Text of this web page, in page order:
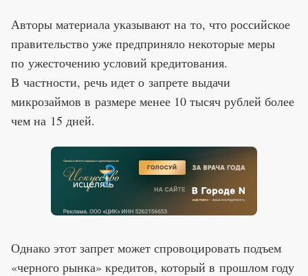
Авторы материала указывают на то, что российское
правительство уже предприняло некоторые меры
по ужесточению условий кредитования.
В частности, речь идет о запрете выдачи
микрозаймов в размере менее 10 тысяч рублей более
чем на 15 дней.
Однако этот запрет может спровоцировать подъем
«черного рынка» кредитов, который в прошлом году